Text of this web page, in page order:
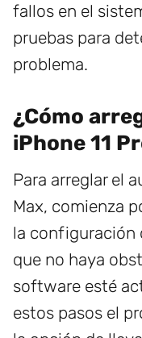
fallos en el
pruebas para
problema.
¿Cómo
iPhone 11
Para arreglar el
Max, comienza
la configuración
que no haya
software esté
estos pasos el